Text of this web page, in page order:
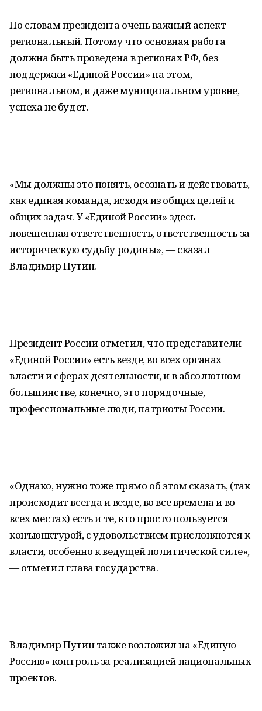
По словам президента очень важный аспект —
региональный. Потому что основная работа
должна быть проведена в регионах РФ, без
поддержки «Единой России» на этом,
региональном, и даже муниципальном уровне,
успеха не будет.
«Мы должны это понять, осознать и действовать,
как единая команда, исходя из общих целей и
общих задач. У «Единой России» здесь
повешенная ответственность, ответственность за
историческую судьбу родины», — сказал
Владимир Путин.
Президент России отметил, что представители
«Единой России» есть везде, во всех органах
власти и сферах деятельности, и в абсолютном
большинстве, конечно, это порядочные,
профессиональные люди, патриоты России.
«Однако, нужно тоже прямо об этом сказать, (так
происходит всегда и везде, во все времена и во
всех местах) есть и те, кто просто пользуется
конъюнктурой, с удовольствием прислоняются к
власти, особенно к ведущей политической силе»,
— отметил глава государства.
Владимир Путин также возложил на «Единую
Россию» контроль за реализацией национальных
проектов.